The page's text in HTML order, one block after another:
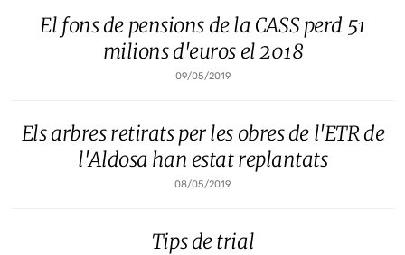
El fons de pensions de la CASS perd 51
milions d'euros el 2018
09/05/2019
Els arbres retirats per les obres de l'ETR de
l'Aldosa han estat replantats
08/05/2019
Tips de trial